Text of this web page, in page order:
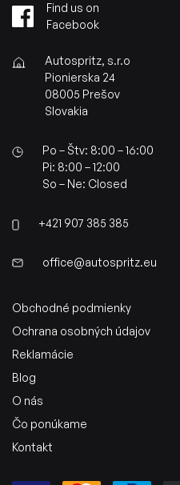
Find us on
Facebook
Autospritz, s.r.o
Pionierska 24
08005 Prešov
Slovakia
Po – Štv: 8:00 – 16:00
Pi: 8:00 – 12:00
So – Ne: Closed
+421 907 385 385
office@autospritz.eu
Obchodné podmienky
Ochrana osobných údajov
Reklamácie
Blog
O nás
Čo ponúkame
Kontakt